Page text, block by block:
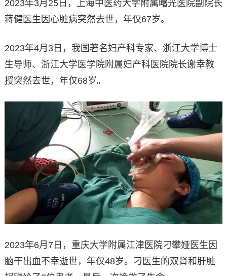
2023年3月25日，上海中医药大学附属曙光医院副院长
蒋健医生因心脏病突然去世，年仅67岁。
2023年4月3日，我国著名妇产科专家、浙江大学博士
生导师、浙江大学医学院附属妇产科医院院长谢幸教
授突然去世，年仅68岁。
2023年6月7日，重庆大学附属江津医院刁攀娅医生因
脑干出血不幸逝世，年仅48岁。刁医生的双肾和肝脏